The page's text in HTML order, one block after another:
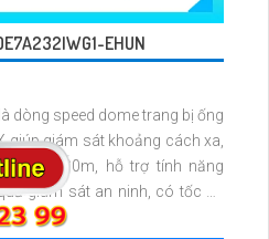
EHUN
dòng speed dome trang bị ống
giúp giám sát khoảng cách xa,
ngoại 200m, hỗ trợ tính năng
giám sát an ninh, có tốc độ
learning